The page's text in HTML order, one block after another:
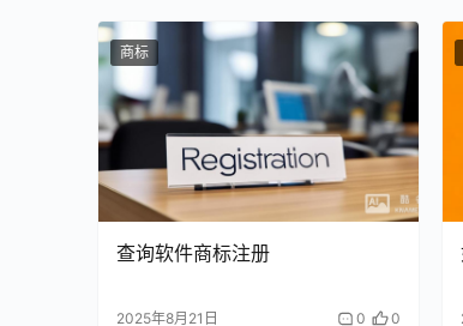
商标
查询软件商标注册
2025年8月21日 0 0